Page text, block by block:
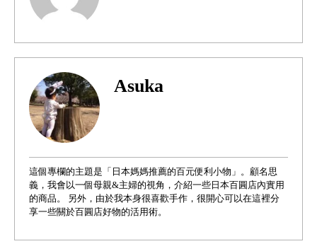
Asuka
這個專欄的主題是「日本媽媽推薦的百元便利小物」。顧名思
義，我會以一個母親&主婦的視角，介紹一些日本百圓店內實用
的商品。 另外，由於我本身很喜歡手作，很開心可以在這裡分
享一些關於百圓店好物的活用術。